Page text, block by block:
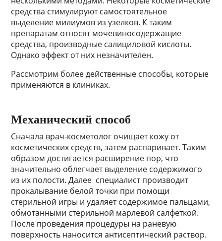
средства стимулируют самостоятельное
выделение милиумов из узелков. К таким
препаратам относят мочевиносодержащие
средства, производные салициловой кислоты.
Однако эффект от них незначителен.
Рассмотрим более действенные способы, которые
применяются в клиниках.
Механический способ
Сначала врач-косметолог очищает кожу от
косметических средств, затем распаривает. Таким
образом достигается расширение пор, что
значительно облегчает выделение содержимого
из их полости. Далее специалист производит
прокалывание белой точки при помощи
стерильной игры и удаляет содержимое пальцами,
обмотанными стерильной марлевой салфеткой.
После проведения процедуры на раневую
поверхность наносится антисептический раствор.